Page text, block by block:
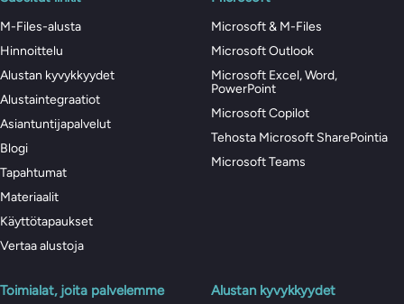
M-Files-alusta
Hinnoittelu
Alustan kyvykkyydet
Alustaintegraatiot
Asiantuntijapalvelut
Blogi
Tapahtumat
Materiaalit
Käyttötapaukset
Vertaa alustoja
Microsoft & M-Files
Microsoft Outlook
Microsoft Excel, Word,
PowerPoint
Microsoft Copilot
Tehosta Microsoft SharePointia
Microsoft Teams
Toimialat, joita palvelemme Alustan kyvykkyydet